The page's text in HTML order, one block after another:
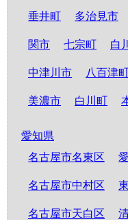
垂井町 多治見市
関市 七宗町 白
中津川市 八百津
美濃市 白川町
愛知県
名古屋市名東区
名古屋市中村区
名古屋市天白区